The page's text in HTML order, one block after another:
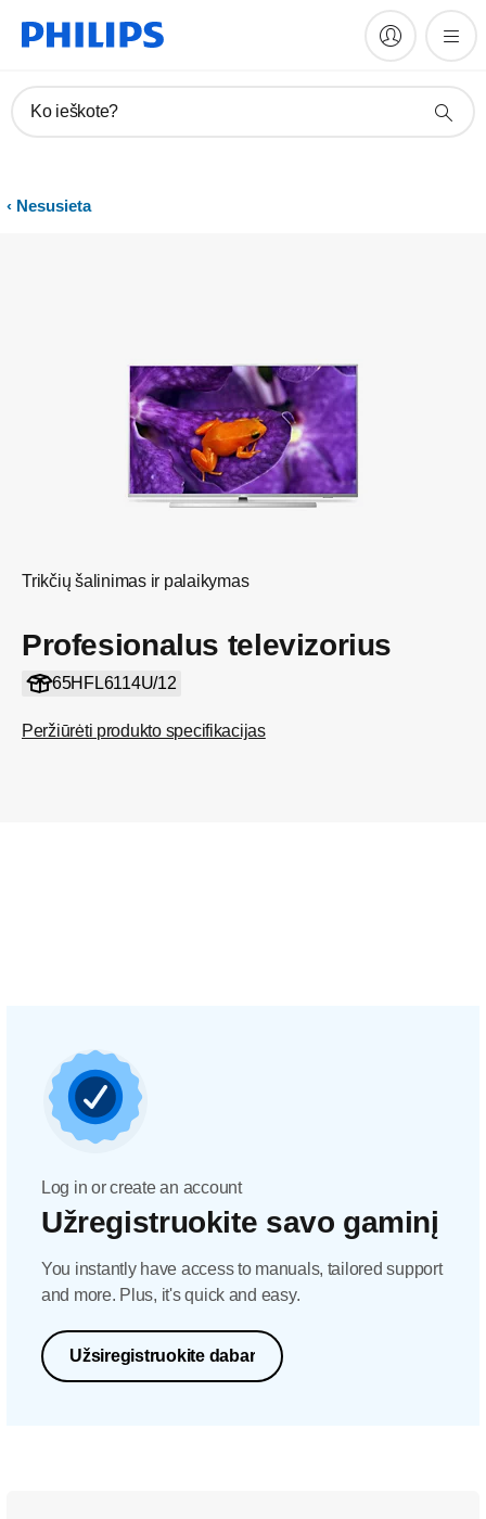
Ko ieškote?
Nesusieta
Trikčių šalinimas ir palaikymas
Profesionalus televizorius
65HFL6114U/12
Peržiūrėti produkto specifikacijas
Vadovai ir dokumentacija
Log in or create an account
Užregistruokite savo gaminį
You instantly have access to manuals, tailored support
and more. Plus, it's quick and easy.
Užsiregistruokite dabar